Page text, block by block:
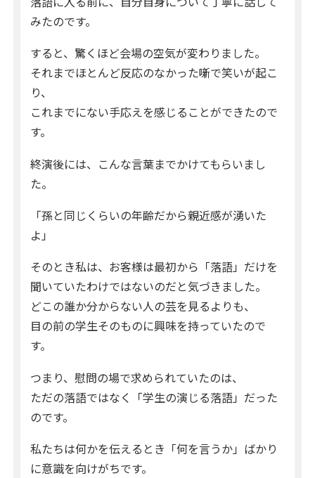
みたのです。
すると、驚くほど会場の空気が変わりました。
それまでほとんど反応のなかった噺で笑いが起こ
り、
これまでにない手応えを感じることができたので
す。
終演後には、こんな言葉までかけてもらいまし
た。
「孫と同じくらいの年齢だから親近感が湧いた
よ」
そのとき私は、お客様は最初から「落語」だけを
聞いていたわけではないのだと気づきました。
どこの誰か分からない人の芸を見るよりも、
目の前の学生そのものに興味を持っていたので
す。
つまり、慰問の場で求められていたのは、
ただの落語ではなく「学生の演じる落語」だった
のです。
私たちは何かを伝えるとき「何を言うか」ばかり
に意識を向けがちです。